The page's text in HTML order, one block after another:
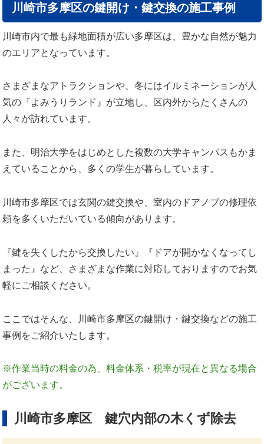
川崎市多摩区の鍵開け・鍵交換の施工事例
川崎市内で最も緑地面積が広い多摩区は、豊かな自然が魅力
のエリアとなっています。
さまざまなアトラクションや、冬にはイルミネーションが人
気の『よみうりランド』が立地し、区内外からたくさんの
人々が訪れています。
また、明治大学をはじめとした複数の大学キャンパスもかま
えていることから、多くの学生が暮らしています。
川崎市多摩区では玄関の鍵交換や、室内のドアノブの修理依
頼を多くいただいている傾向があります。
『鍵を失くしたから交換したい』『ドアが開かなくなってし
まった』など、さまざまな作業に対応しておりますのでお気
軽にご相談ください。
ここではそんな、川崎市多摩区の鍵開け・鍵交換などの施工
事例をご紹介いたします。
※作業当時の料金の為、料金体系・税率が現在と異なる場合
がございます。
川崎市多摩区 鍵穴内部の木くず除去